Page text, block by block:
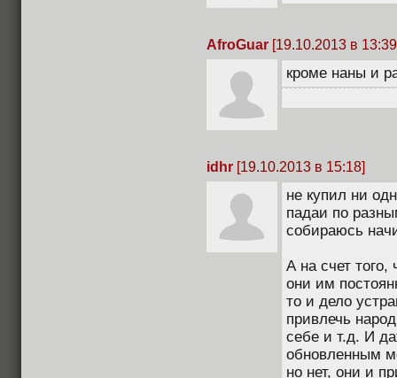
AfroGuar [19.10.2013 в
кроме наны и
idhr [19.10.2013 в 15:18]
не купил ни
падаи по
собираюсь
А на счет того,
они им
то и дело
привлечь
себе и т.д. И
обновленным
но нет, они и